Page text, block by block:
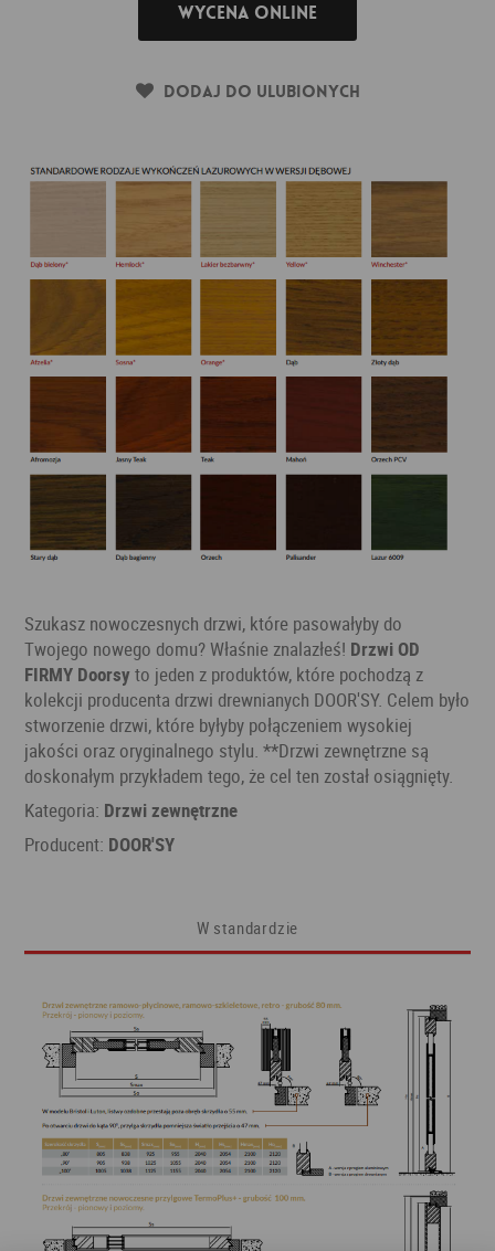
Wycena online
Dodaj do ulubionych
Szukasz nowoczesnych drzwi, które pasowałyby do
Twojego nowego domu? Właśnie znalazłeś! Drzwi OD
FIRMY Doorsyto jeden z produktów, które pochodzą z
kolekcji producenta drzwi drewnianych DOOR'SY. Celem było
stworzenie drzwi, które byłyby połączeniem wysokiej
jakości oraz oryginalnego stylu. **Drzwi zewnętrzne są
doskonałym przykładem tego, że cel ten został osiągnięty.
Kategoria: Drzwi zewnętrzne
Producent: DOOR'SY
W standardzie